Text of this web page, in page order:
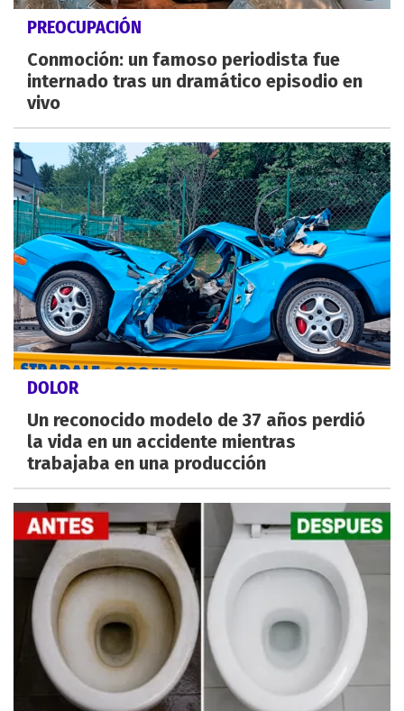
PREOCUPACIÓN
Conmoción: un famoso periodista fue
internado tras un dramático episodio en
vivo
DOLOR
Un reconocido modelo de 37 años perdió
la vida en un accidente mientras
trabajaba en una producción